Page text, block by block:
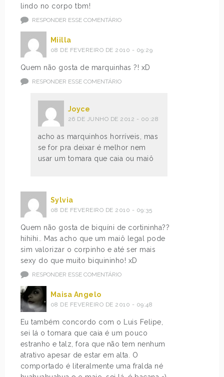
lindo no corpo tbm!
RESPONDER ESSE COMENTÁRIO
Miilla
08 DE FEVEREIRO DE 2010 - 09:29
Quem não gosta de marquinhas ?! xD
RESPONDER ESSE COMENTÁRIO
Joyce
26 DE JUNHO DE 2012 - 00:28
acho as marquinhos horríveis, mas
se for pra deixar é melhor nem
usar um tomara que caia ou maiô
Sylvia
08 DE FEVEREIRO DE 2010 - 09:35
Quem não gosta de biquíni de cortininha??
hihihi.. Mas acho que um maiô legal pode
sim valorizar o corpinho e até ser mais
sexy do que muito biquininho! xD
RESPONDER ESSE COMENTÁRIO
Maisa Angelo
08 DE FEVEREIRO DE 2010 - 09:48
Eu também concordo com o Luis Felipe,
sei lá o tomara que caia é um pouco
estranho e talz, fora que não tem nenhum
atrativo apesar de estar em alta. O
comportado é literalmente uma fralda né